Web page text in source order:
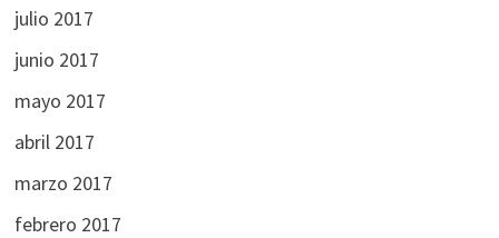
julio 2017
junio 2017
mayo 2017
abril 2017
marzo 2017
febrero 2017